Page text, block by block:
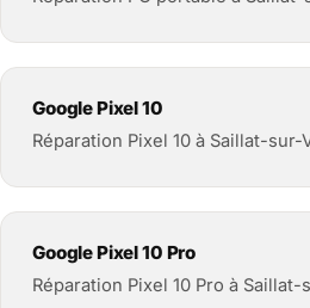
Google Pixel 10
Réparation Pixel 10 à Saillat-
Google Pixel 10 Pro
Réparation Pixel 10 Pro à